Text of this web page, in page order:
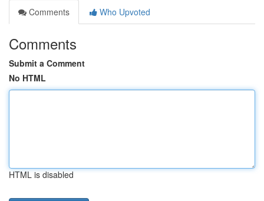
Comments
Who Upvoted
Comments
Submit a Comment
No HTML
HTML is disabled